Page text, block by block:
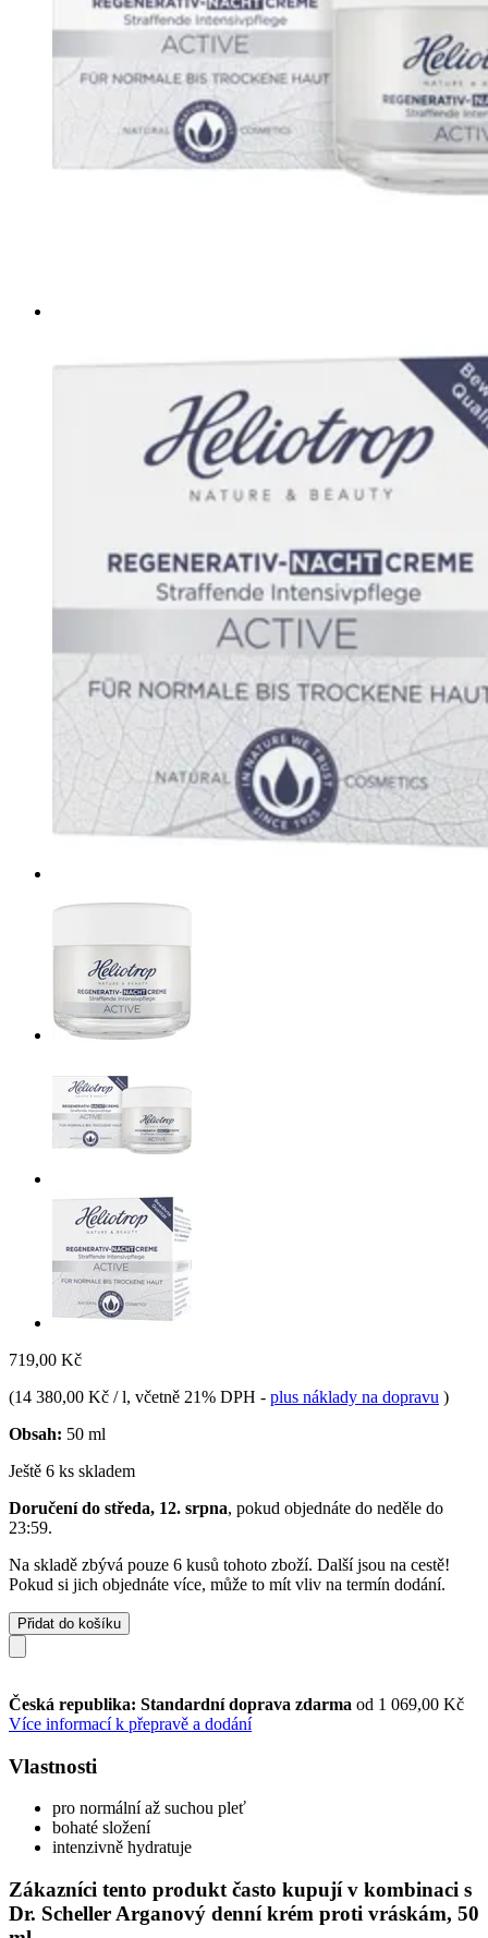
719,00 Kč
(14 380,00 Kč / l, včetně 21% DPH - plus náklady na dopravu )
Obsah: 50 ml
Ještě 6 ks skladem
Doručení do středa, 12. srpna, pokud objednáte do neděle do
23:59.
Na skladě zbývá pouze 6 kusů tohoto zboží. Další jsou na cestě!
Pokud si jich objednáte více, může to mít vliv na termín dodání.
Přidat do košíku
Česká republika: Standardní doprava zdarma od 1 069,00 Kč
Více informací k přepravě a dodání
Vlastnosti
pro normální až suchou pleť
bohaté složení
intenzivně hydratuje
Zákazníci tento produkt často kupují v kombinaci s
Dr. Scheller Arganový denní krém proti vráskám, 50